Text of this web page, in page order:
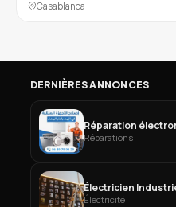
Casablanca
DERNIÈRES ANNONCES
Réparation
Réparations
Électricien
Électricité